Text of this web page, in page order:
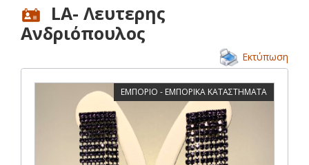
LA- Λευτερης
Ανδριόπουλος
Εκτύπωση
ΕΜΠΟΡΙΟ - ΕΜΠΟΡΙΚΑ ΚΑΤΑΣΤΗΜΑΤΑ